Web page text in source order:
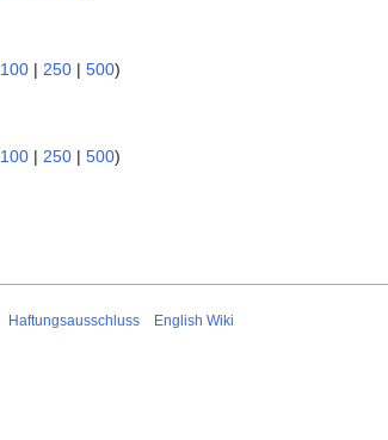
100 | 250 | 500)
100 | 250 | 500)
Haftungsausschluss English Wiki